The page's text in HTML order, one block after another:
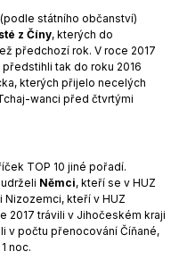
(podle státního občanství)
z Číny, kterých do
předchozí rok. V roce 2017
předstihli tak do roku 2016
kterých přijelo necelých
wanci před čtvrtými
TOP 10 jiné pořadí.
Němci, kteří se v HUZ
Nizozemci, kteří v HUZ
2017 trávili v Jihočeském kraji
v počtu přenocování Číňané,
noc.